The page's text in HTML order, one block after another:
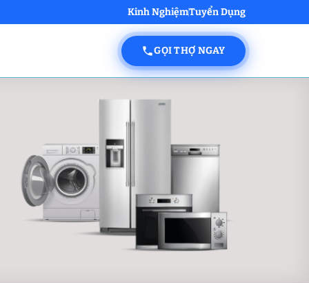
Kinh NghiệmTuyển Dụng
GỌI THỢ NGAY